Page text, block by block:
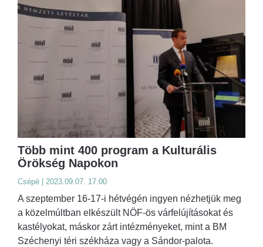
Több mint 400 program a Kulturális
Örökség Napokon
Csépé | 2023.09.07. 17:00
A szeptember 16-17-i hétvégén ingyen nézhetjük meg
a közelmúltban elkészült NÖF-ös várfelújításokat és
kastélyokat, máskor zárt intézményeket, mint a BM
Széchenyi téri székháza vagy a Sándor-palota.